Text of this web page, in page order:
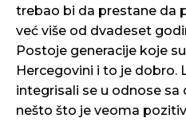
trebao bi da prestane da
već više od dvadeset
Postoje generacije koje
Hercegovini i to je dobro.
integrisali se u odnose
nešto što je veoma